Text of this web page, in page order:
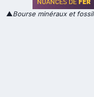
▲Bourse minéraux et